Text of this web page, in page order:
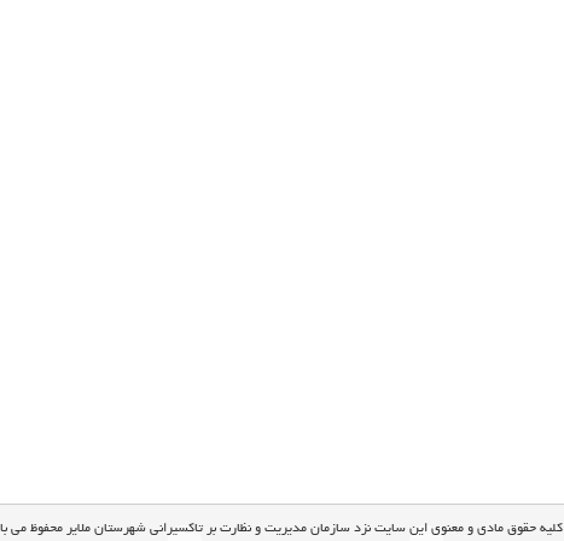
کلیه حقوق مادی و معنوی این سایت نزد سازمان مدیریت و نظارت بر تاکسیرانی شهرستان ملایر محفوظ می